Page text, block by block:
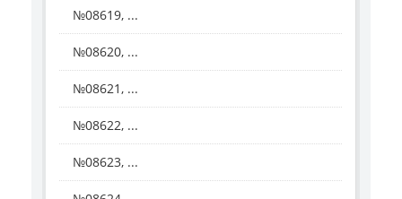
№08619, ...
№08620, ...
№08621, ...
№08622, ...
№08623, ...